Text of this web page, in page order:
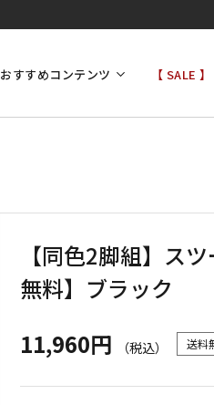
おすすめコンテンツ 【 SALE 】
【同色2脚組】ス
無料】ブラック
11,960円
（税込） 送料